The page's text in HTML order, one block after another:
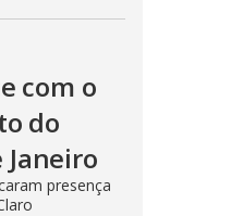
com o
do
Janeiro
presença